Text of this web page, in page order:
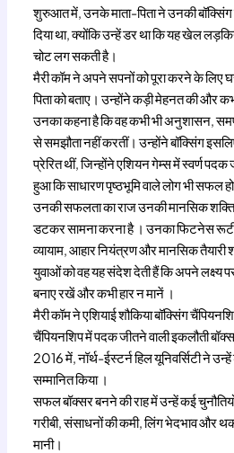
शुरुआत में, उनके माता-पिता ने उनकी बॉक्सिंग
दिया था, क्योंकि उन्हें डर था कि यह खेल
चोट लग सकती है।
मैरी कॉम ने अपने सपनों को पूरा करने के लिए
पिता को बताए। उन्होंने कड़ी मेहनत की और
उनका कहना है कि वह कभी भी अनुशासन,
से समझौता नहीं करतीं। उन्होंने बॉक्सिंग
प्रेरित थीं, जिन्होंने एशियन गेम्स में स्वर्ण पदक
हुआ कि साधारण पृष्ठभूमि वाले लोग भी सफल
उनकी सफलता का राज उनकी मानसिक
डटकर सामना करना है । उनका फिटनेस
व्यायाम, आहार नियंत्रण और मानसिक तैयारी
युवाओं को वह यह संदेश देती हैं कि अपने लक्ष्य
बनाए रखें और कभी हार न मानें ।
मैरी कॉम ने एशियाई शौकिया बॉक्सिंग
चैंपियनशिप में पदक जीतने वाली इकलौती
2016 में, नॉर्थ-ईस्टर्न हिल यूनिवर्सिटी ने
सम्मानित किया ।
सफल बॉक्सर बनने की राह में उन्हें कई
गरीबी, संसाधनों की कमी, लिंग भेदभाव और
मानी।